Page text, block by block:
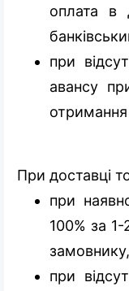
оплата в
при
авансу
При доставці
при
100% за
замовнику,
при